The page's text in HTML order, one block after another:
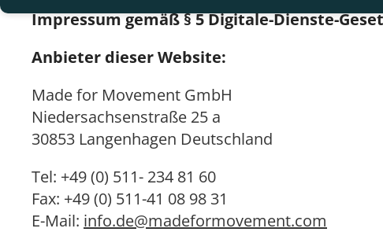
Impressum gemäß § 5 Digitale-Dienste-
Anbieter dieser Website:
Made for Movement GmbH
Niedersachsenstraße 25 a
30853 Langenhagen Deutschland
Tel: +49 (0) 511- 234 81 60
Fax: +49 (0) 511-41 08 98 31
E-Mail: info.de@madeformovement.com